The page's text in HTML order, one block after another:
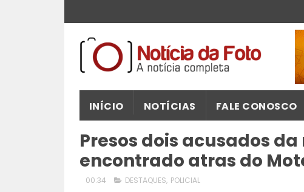
INÍCIO NOTÍCIAS FALE CONOSCO
Presos dois acusados
encontrado atras do
00:34 DESTAQUES, POLICIAL